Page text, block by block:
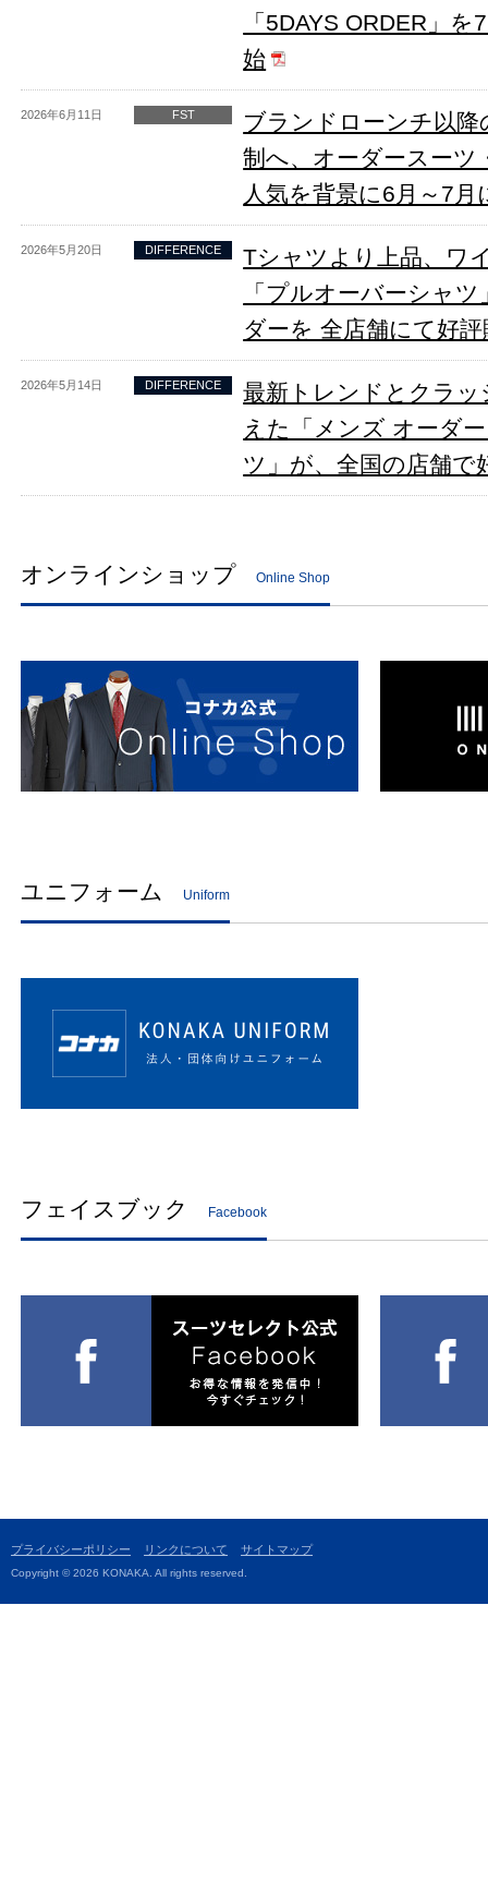
「5DAYS ORDER」
始
2026年6月11日 FST
ブランドローンチ以
制へ、オーダースー
人気を背景に6月～7月
2026年5月20日 DIFFERENCE
Tシャツより上品、ワ
「プルオーバーシャ
ダーを 全店舗にて好評
2026年5月14日 DIFFERENCE
最新トレンドとクラ
えた「メンズ オーダ
ツ」が、全国の店舗で
オンラインショップ Online Shop
ユニフォーム Uniform
フェイスブック Facebook
プライバシーポリシー リンクについて サイトマップ
Copyright © 2026 KONAKA. All rights reserved.